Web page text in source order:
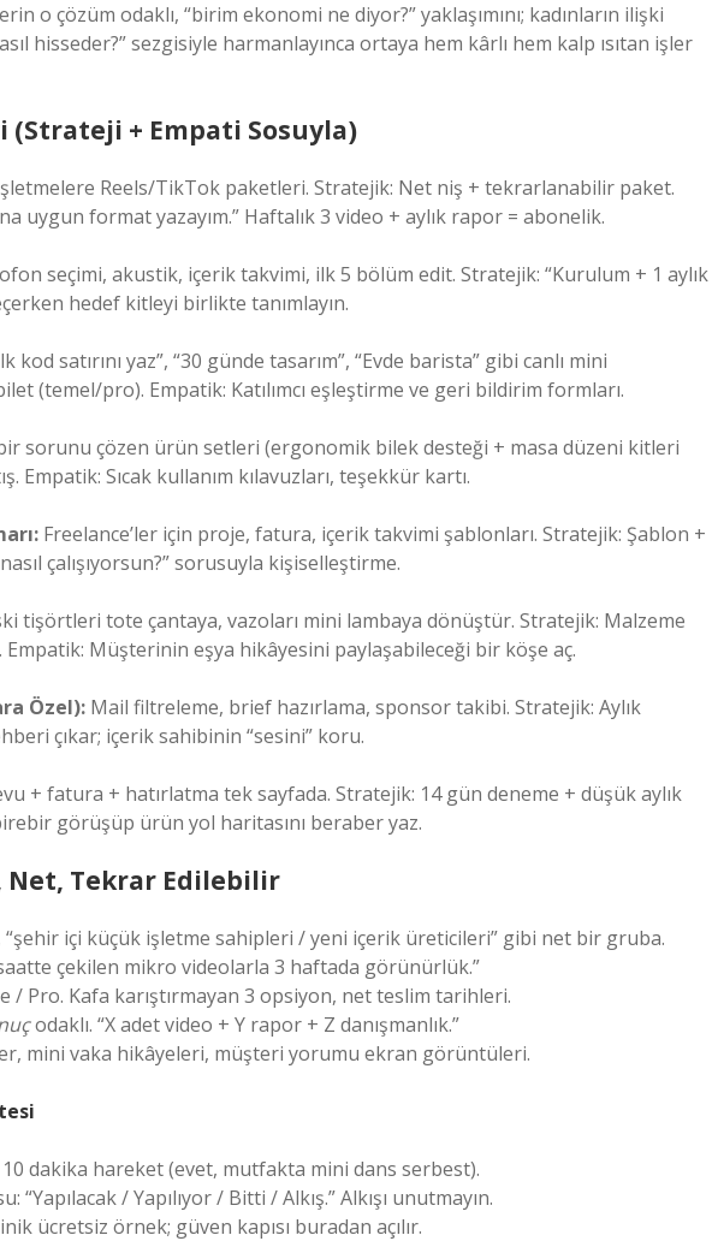
o çözüm odaklı, “birim ekonomi ne diyor?” yaklaşımını; kadınların ilişki
hisseder?” sezgisiyle harmanlayınca ortaya hem kârlı hem kalp ısıtan işler
(Strateji + Empati Sosuyla)
Reels/TikTok paketleri. Stratejik: Net niş + tekrarlanabilir paket.
uygun format yazayım.” Haftalık 3 video + aylık rapor = abonelik.
seçimi, akustik, içerik takvimi, ilk 5 bölüm edit. Stratejik: “Kurulum + 1 aylık
hedef kitleyi birlikte tanımlayın.
kod satırını yaz”, “30 günde tasarım”, “Evde barista” gibi canlı mini
(temel/pro). Empatik: Katılımcı eşleştirme ve geri bildirim formları.
sorunu çözen ürün setleri (ergonomik bilek desteği + masa düzeni kitleri
Empatik: Sıcak kullanım kılavuzları, teşekkür kartı.
Freelance’ler için proje, fatura, içerik takvimi şablonları. Stratejik: Şablon +
çalışıyorsun?” sorusuyla kişiselleştirme.
tişörtleri tote çantaya, vazoları mini lambaya dönüştür. Stratejik: Malzeme
Müşterinin eşya hikâyesini paylaşabileceği bir köşe aç.
Özel): Mail filtreleme, brief hazırlama, sponsor takibi. Stratejik: Aylık
çıkar; içerik sahibinin “sesini” koru.
+ fatura + hatırlatma tek sayfada. Stratejik: 14 gün deneme + düşük aylık
görüşüp ürün yol haritasını beraber yaz.
Net, Tekrar Edilebilir
“şehir içi küçük işletme sahipleri / yeni içerik üreticileri” gibi net bir gruba.
çekilen mikro videolarla 3 haftada görünürlük.”
/ Pro. Kafa karıştırmayan 3 opsiyon, net teslim tarihleri.
odaklı. “X adet video + Y rapor + Z danışmanlık.”
mini vaka hikâyeleri, müşteri yorumu ekran görüntüleri.
dakika hareket (evet, mutfakta mini dans serbest).
“Yapılacak / Yapılıyor / Bitti / Alkış.” Alkışı unutmayın.
ücretsiz örnek; güven kapısı buradan açılır.